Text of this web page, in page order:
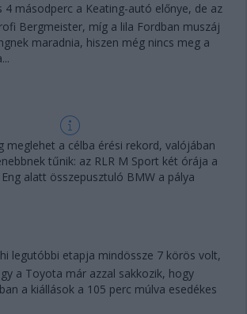
4 másodperc a Keating-autó előnye, de az
Bergmeister, míg a lila Fordban muszáj
maradnia, hiszen még nincs meg a
meglehet a célba érési rekord, valójában
tűnik: az RLR M Sport két órája a
alatt összepusztuló BMW a pálya
legutóbbi etapja mindössze 7 körös volt,
a Toyota már azzal sakkozik, hogy
a kiállások a 105 perc múlva esedékes